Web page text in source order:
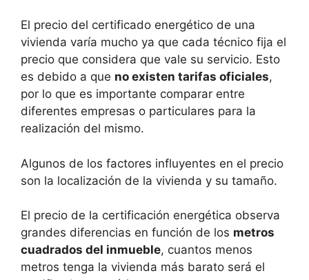
El precio del certificado energético de una
vivienda varía mucho ya que cada técnico fija el
precio que considera que vale su servicio. Esto
es debido a que no existen tarifas oficiales,
por lo que es importante comparar entre
diferentes empresas o particulares para la
realización del mismo.
Algunos de los factores influyentes en el precio
son la localización de la vivienda y su tamaño.
El precio de la certificación energética observa
grandes diferencias en función de los metros
cuadrados del inmueble, cuantos menos
metros tenga la vivienda más barato será el